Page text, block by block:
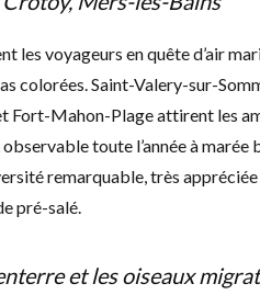
les voyageurs en quête d’air
colorées. Saint-Valery-sur-
Fort-Mahon-Plage attirent les
toute l’année à marée
remarquable, très
pré-salé.
et les oiseaux